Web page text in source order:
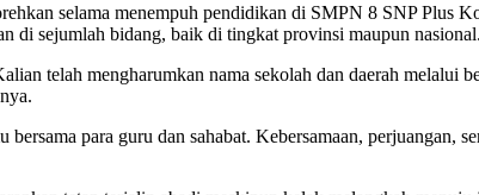
selama menempuh pendidikan di SMPN 8 SNP Plus
di sejumlah bidang, baik di tingkat provinsi maupun nasional.
telah mengharumkan nama sekolah dan daerah melalui
para guru dan sahabat. Kebersamaan, perjuangan,